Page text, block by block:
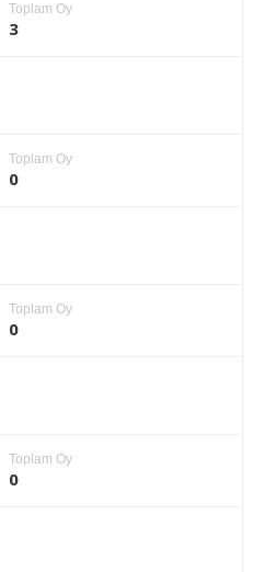
Toplam Oy
3
Toplam Oy
0
Toplam Oy
0
Toplam Oy
0